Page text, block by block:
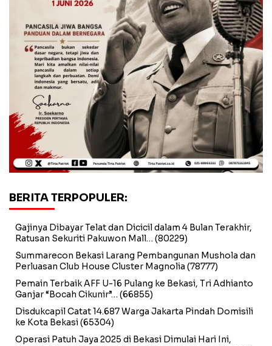
BERITA TERPOPULER:
Gajinya Dibayar Telat dan Dicicil dalam 4 Bulan Terakhir,
Ratusan Sekuriti Pakuwon Mall… (80229)
Summarecon Bekasi Larang Pembangunan Mushola dan
Perluasan Club House Cluster Magnolia (78777)
Pemain Terbaik AFF U-16 Pulang ke Bekasi, Tri Adhianto
Ganjar “Bocah Cikunir”… (66855)
Disdukcapil Catat 14.687 Warga Jakarta Pindah Domisili
ke Kota Bekasi(65304)
Operasi Patuh Jaya 2025 di Bekasi Dimulai Hari Ini,